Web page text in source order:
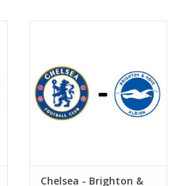
Chelsea - Brighton &